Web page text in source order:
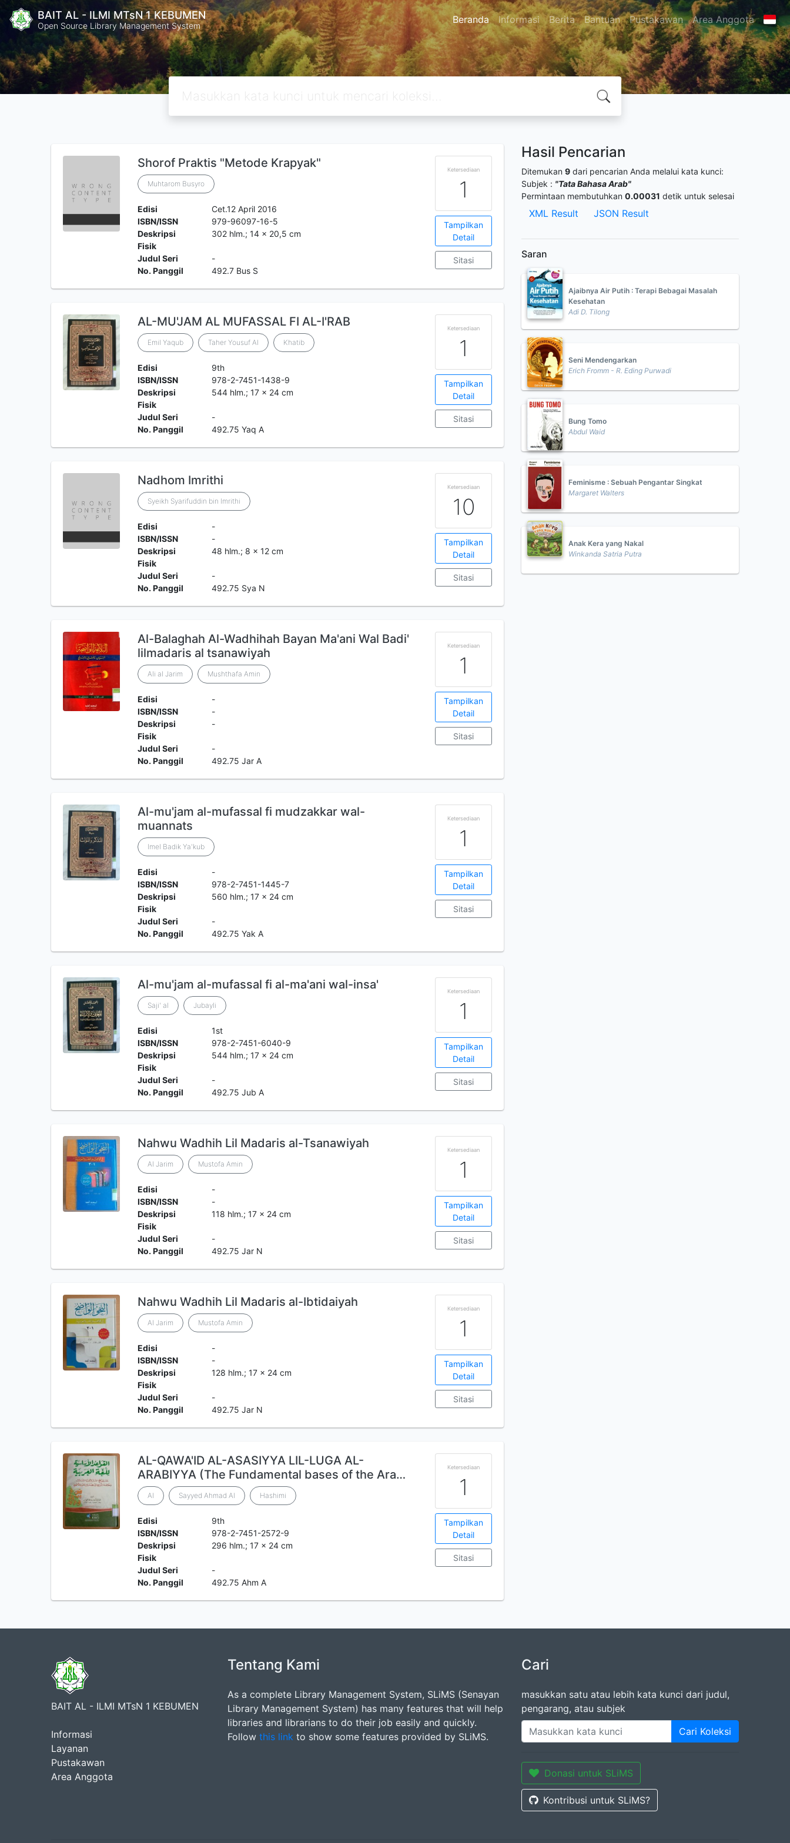
BAIT AL - ILMI MTsN 1 KEBUMEN
Open Source Library Management System Beranda Informasi Berita Bantuan Pustakawan Area Anggota
Shorof Praktis "Metode Krapyak"
Muhtarom Busyro
Edisi
Cet.12 April 2016
ISBN/ISSN
979-96097-16-5
Deskripsi
Fisik
302 hlm.; 14 x 20,5 cm
Judul Seri
-
No. Panggil
492.7 Bus S
Ketersediaan
1
Tampilkan
Detail
Sitasi
AL-MU'JAM AL MUFASSAL FI AL-I'RAB
Emil Yaqub Taher Yousuf Al Khatib
Edisi
9th
ISBN/ISSN
978-2-7451-1438-9
Deskripsi
Fisik
544 hlm.; 17 x 24 cm
Judul Seri
-
No. Panggil
492.75 Yaq A
Ketersediaan
1
Tampilkan
Detail
Sitasi
Nadhom Imrithi
Syeikh Syarifuddin bin Imrithi
Edisi
-
ISBN/ISSN
-
Deskripsi
Fisik
48 hlm.; 8 x 12 cm
Judul Seri
-
No. Panggil
492.75 Sya N
Ketersediaan
10
Tampilkan
Detail
Sitasi
Al-Balaghah Al-Wadhihah Bayan Ma'ani Wal Badi'
lilmadaris al tsanawiyah
Ali al Jarim Mushthafa Amin
Edisi
-
ISBN/ISSN
-
Deskripsi
Fisik
-
Judul Seri
-
No. Panggil
492.75 Jar A
Ketersediaan
1
Tampilkan
Detail
Sitasi
Al-mu'jam al-mufassal fi mudzakkar wal-
muannats
Imel Badik Ya'kub
Edisi
-
ISBN/ISSN
978-2-7451-1445-7
Deskripsi
Fisik
560 hlm.; 17 x 24 cm
Judul Seri
-
No. Panggil
492.75 Yak A
Ketersediaan
1
Tampilkan
Detail
Sitasi
Al-mu'jam al-mufassal fi al-ma'ani wal-insa'
Saji' al Jubayli
Edisi
1st
ISBN/ISSN
978-2-7451-6040-9
Deskripsi
Fisik
544 hlm.; 17 x 24 cm
Judul Seri
-
No. Panggil
492.75 Jub A
Ketersediaan
1
Tampilkan
Detail
Sitasi
Nahwu Wadhih Lil Madaris al-Tsanawiyah
Al Jarim Mustofa Amin
Edisi
-
ISBN/ISSN
-
Deskripsi
Fisik
118 hlm.; 17 x 24 cm
Judul Seri
-
No. Panggil
492.75 Jar N
Ketersediaan
1
Tampilkan
Detail
Sitasi
Nahwu Wadhih Lil Madaris al-Ibtidaiyah
Al Jarim Mustofa Amin
Edisi
-
ISBN/ISSN
-
Deskripsi
Fisik
128 hlm.; 17 x 24 cm
Judul Seri
-
No. Panggil
492.75 Jar N
Ketersediaan
1
Tampilkan
Detail
Sitasi
AL-QAWA'ID AL-ASASIYYA LIL-LUGA AL-
ARABIYYA (The Fundamental bases of the Ara…
Al Sayyed Ahmad Al Hashimi
Edisi
9th
ISBN/ISSN
978-2-7451-2572-9
Deskripsi
Fisik
296 hlm.; 17 x 24 cm
Judul Seri
-
No. Panggil
492.75 Ahm A
Ketersediaan
1
Tampilkan
Detail
Sitasi
Hasil Pencarian
Ditemukan 9 dari pencarian Anda melalui kata kunci:
Subjek : "Tata Bahasa Arab"
Permintaan membutuhkan 0.00031 detik untuk selesai
XML Result JSON Result
Saran
Ajaibnya Air Putih : Terapi Bebagai Masalah
Kesehatan
Adi D. Tilong
Seni Mendengarkan
Erich Fromm - R. Eding Purwadi
Bung Tomo
Abdul Waid
Feminisme : Sebuah Pengantar Singkat
Margaret Walters
Anak Kera yang Nakal
Winkanda Satria Putra
BAIT AL - ILMI MTsN 1 KEBUMEN
Informasi
Layanan
Pustakawan
Area Anggota
Tentang Kami
As a complete Library Management System, SLiMS (Senayan
Library Management System) has many features that will help
libraries and librarians to do their job easily and quickly.
Follow this link to show some features provided by SLiMS.
Cari
masukkan satu atau lebih kata kunci dari judul,
pengarang, atau subjek
Cari Koleksi
Donasi untuk SLiMS
Kontribusi untuk SLiMS?